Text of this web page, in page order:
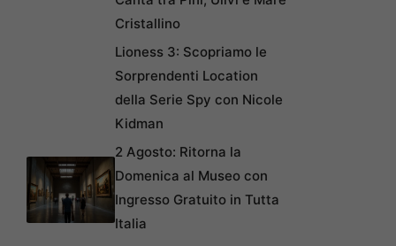
Cristallino
Lioness 3: Scopriamo le
Sorprendenti Location
della Serie Spy con Nicole
Kidman
2 Agosto: Ritorna la
Domenica al Museo con
Ingresso Gratuito in Tutta
Italia